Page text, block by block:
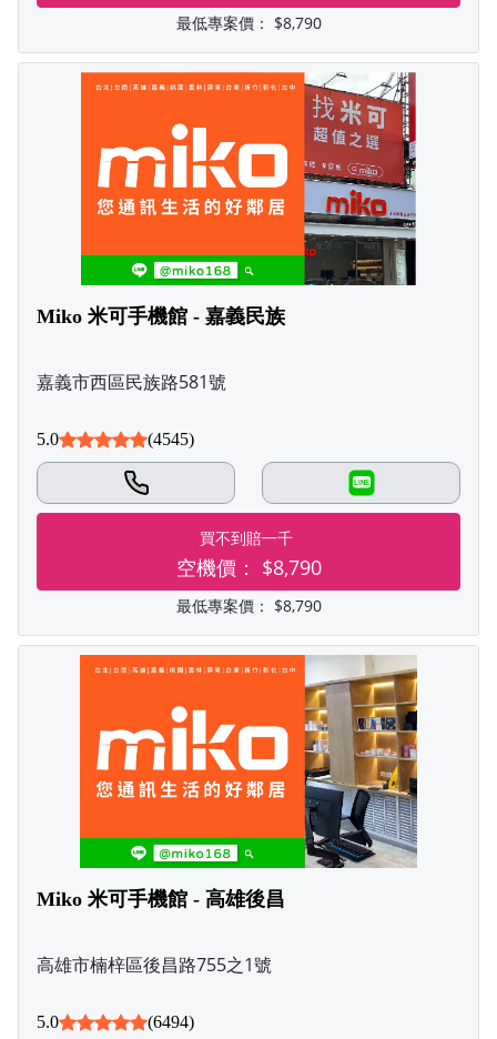
最低專案價： $8,790
Miko 米可手機館 - 嘉義民族
嘉義市西區民族路581號
5.0 (4545)
LINE
買不到賠一千
空機價： $8,790
最低專案價： $8,790
Miko 米可手機館 - 高雄後昌
高雄市楠梓區後昌路755之1號
5.0 (6494)